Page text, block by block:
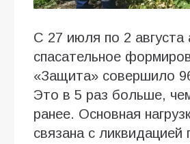
С 27 июля по 2 августа
спасательное
«Защита» совершило
Это в 5 раз больше,
ранее. Основная
связана с ликвидацией